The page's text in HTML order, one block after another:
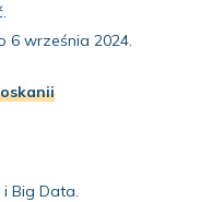
6 września 2024.
Big Data.